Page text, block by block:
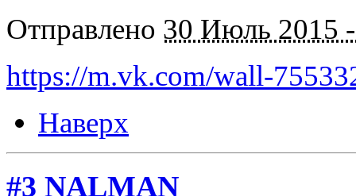
Отправлено 30 Июль 2015
https://m.vk.com/wall-
Наверх
#3 NALMAN